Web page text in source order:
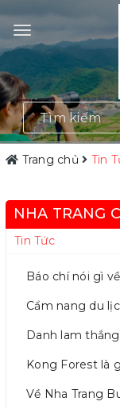
Trang chủ Tin
NHA TRANG
Tin Tức
Báo chí nói gì
Cẩm nang du
Danh lam
Kong Forest là
Về Nha Trang